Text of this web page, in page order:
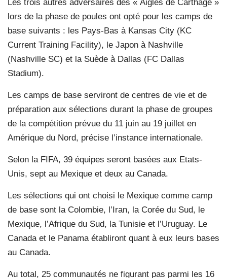
Les trois autres adversaires des « Aigles de Carthage »
lors de la phase de poules ont opté pour les camps de
base suivants : les Pays-Bas à Kansas City (KC
Current Training Facility), le Japon à Nashville
(Nashville SC) et la Suède à Dallas (FC Dallas
Stadium).
Les camps de base serviront de centres de vie et de
préparation aux sélections durant la phase de groupes
de la compétition prévue du 11 juin au 19 juillet en
Amérique du Nord, précise l’instance internationale.
Selon la FIFA, 39 équipes seront basées aux Etats-
Unis, sept au Mexique et deux au Canada.
Les sélections qui ont choisi le Mexique comme camp
de base sont la Colombie, l’Iran, la Corée du Sud, le
Mexique, l’Afrique du Sud, la Tunisie et l’Uruguay. Le
Canada et le Panama établiront quant à eux leurs bases
au Canada.
Au total, 25 communautés ne figurant pas parmi les 16